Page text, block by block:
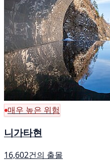
매우 높은 위험
니가타현
16,602건의 출몰